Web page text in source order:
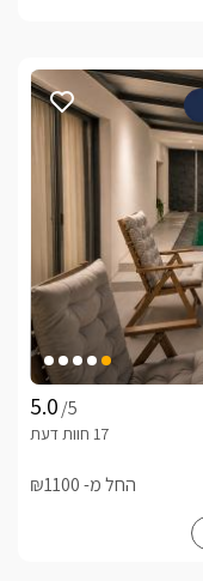
/5
החל מ- ₪1100